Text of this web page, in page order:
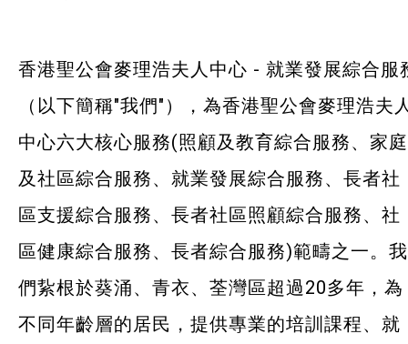
荃灣區 – 梨木樹綜合服務中心
恩澤膳 – 短期食物援助服務隊
ERB再培訓課程
自費課程
社企項目
就業及求職
香港聖公會麥理浩夫人中心 - 就業發展綜合服
（以下簡稱"我們"），為香港聖公會麥理浩夫
中心六大核心服務(照顧及教育綜合服務、家庭
及社區綜合服務、就業發展綜合服務、長者社
區支援綜合服務、長者社區照顧綜合服務、社
區健康綜合服務、長者綜合服務)範疇之一。我
們紥根於葵涌、青衣、荃灣區超過20多年，為
不同年齡層的居民，提供專業的培訓課程、就